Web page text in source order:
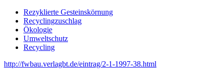
Rezyklierte Gesteinskörnung
Recyclingzuschlag
Ökologie
Umweltschutz
Recycling
http://fwbau.verlagbt.de/eintrag/2-1-1997-38.html